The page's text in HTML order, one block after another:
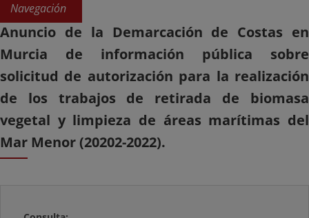
Navegación
Anuncio de la Demarcación de Costas en
Murcia de información pública sobre
solicitud de autorización para la realización
de los trabajos de retirada de biomasa
vegetal y limpieza de áreas marítimas del
Mar Menor (20202-2022).